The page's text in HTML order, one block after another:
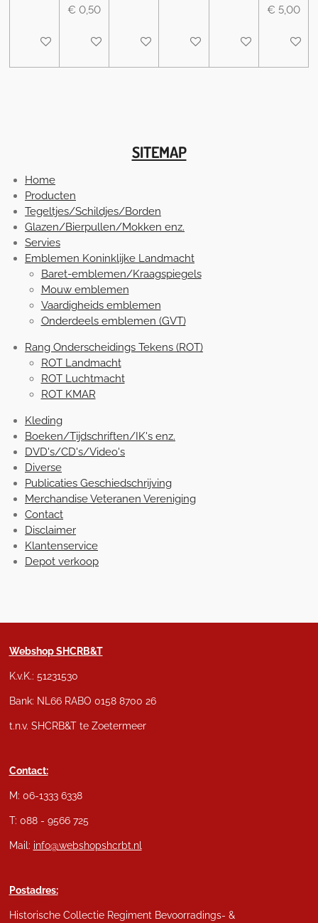
In winkelwagen
€ 0,50
In winkelwagenIn winkelwagenIn winkelwagenIn winkelwagen
€ 5,00
In
SITEMAP
Home
Producten
Tegeltjes/Schildjes/Borden
Glazen/Bierpullen/Mokken enz.
Servies
Emblemen Koninklijke Landmacht
Baret-emblemen/Kraagspiegels
Mouw emblemen
Vaardigheids emblemen
Onderdeels emblemen (GVT)
Rang Onderscheidings Tekens (ROT)
ROT Landmacht
ROT Luchtmacht
ROT KMAR
Kleding
Boeken/Tijdschriften/IK's enz.
DVD's/CD's/Video's
Diverse
Publicaties Geschiedschrijving
Merchandise Veteranen Vereniging
Contact
Disclaimer
Klantenservice
Depot verkoop
Webshop SHCRB&T
K.v.K.: 51231530
Bank: NL66 RABO 0158 8700 26
t.n.v. SHCRB&T te Zoetermeer
Contact:
M: 06-1333 6338
T: 088 - 9566 725
Mail: info@webshopshcrbt.nl
Postadres:
Historische Collectie Regiment Bevoorradings- &